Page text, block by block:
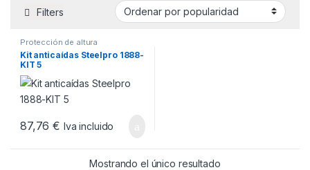
Filters
Protección de altura
Kit anticaídas Steelpro 1888-
KIT 5
87,76€ Iva incluido
Mostrando el único resultado